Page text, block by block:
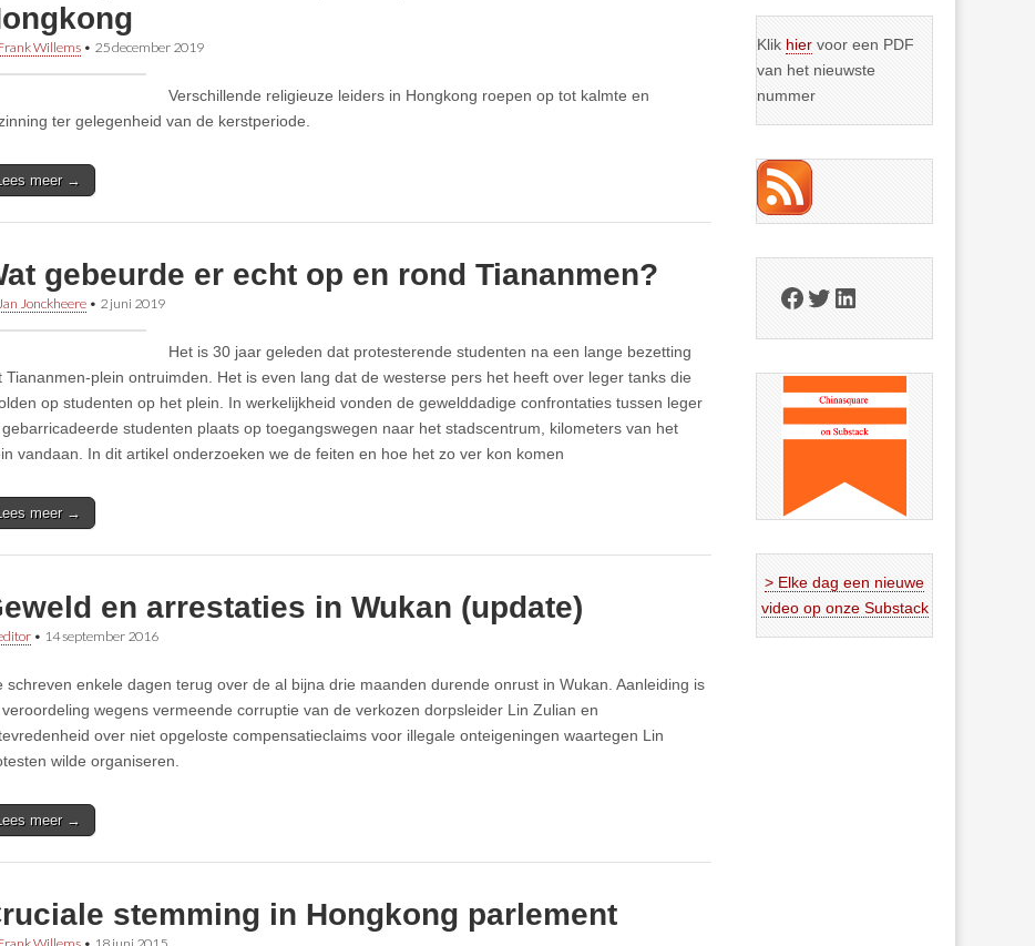
Willems • 25 december 2019
Verschillende religieuze leiders in Hongkong roepen op tot kalmte en
ter gelegenheid van de kerstperiode.
meer →
gebeurde er echt op en rond Tiananmen?
Jonckheere • 2 juni 2019
Het is 30 jaar geleden dat protesterende studenten na een lange bezetting
Tiananmen-plein ontruimden. Het is even lang dat de westerse pers het heeft over leger tanks die
op studenten op het plein. In werkelijkheid vonden de gewelddadige confrontaties tussen leger
studenten plaats op toegangswegen naar het stadscentrum, kilometers van het
vandaan. In dit artikel onderzoeken we de feiten en hoe het zo ver kon komen
meer →
en arrestaties in Wukan (update)
• 14 september 2016
schreven enkele dagen terug over de al bijna drie maanden durende onrust in Wukan. Aanleiding is
wegens vermeende corruptie van de verkozen dorpsleider Lin Zulian en
over niet opgeloste compensatieclaims voor illegale onteigeningen waartegen Lin
wilde organiseren.
meer →
stemming in Hongkong parlement
Klik hier voor een PDF
van het nieuwste
nummer
Facebook
Twitter
LinkedIn
> Elke dag een nieuwe
video op onze Substack